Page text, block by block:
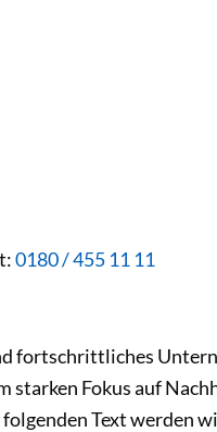
0180 / 455 11 11
fortschrittliches
Fokus auf
Text werden